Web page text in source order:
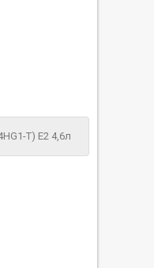
T) Е2 4,6л